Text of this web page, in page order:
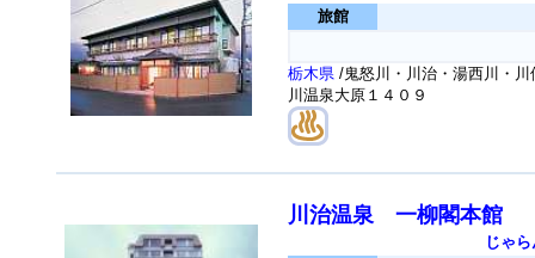
旅館
栃木県 /鬼怒川・川治・湯西川・
川温泉大原１４０９
川治温泉 一柳閣本館
じゃ